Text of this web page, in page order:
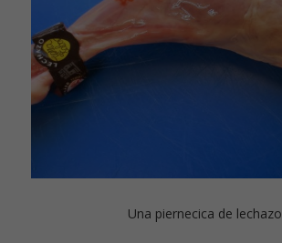
Una piernecica de lechazo